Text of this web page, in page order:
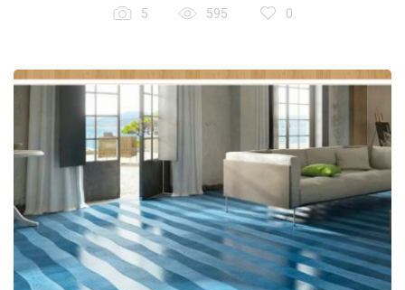
5 595 0